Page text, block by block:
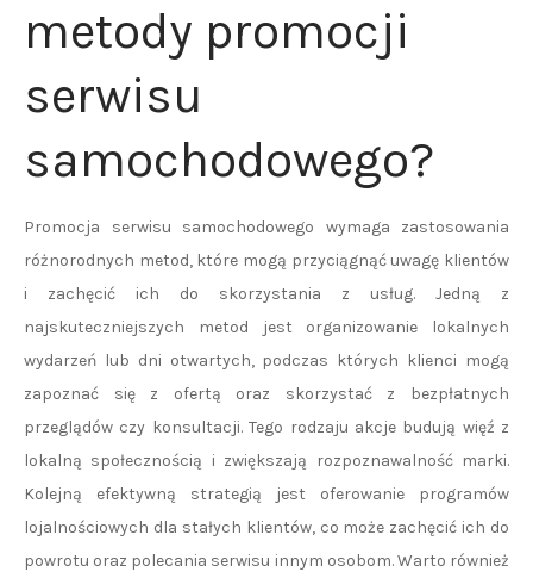
metody promocji
serwisu
samochodowego?
Promocja serwisu samochodowego wymaga zastosowania
różnorodnych metod, które mogą przyciągnąć uwagę klientów
i zachęcić ich do skorzystania z usług. Jedną z
najskuteczniejszych metod jest organizowanie lokalnych
wydarzeń lub dni otwartych, podczas których klienci mogą
zapoznać się z ofertą oraz skorzystać z bezpłatnych
przeglądów czy konsultacji. Tego rodzaju akcje budują więź z
lokalną społecznością i zwiększają rozpoznawalność marki.
Kolejną efektywną strategią jest oferowanie programów
lojalnościowych dla stałych klientów, co może zachęcić ich do
powrotu oraz polecania serwisu innym osobom. Warto również